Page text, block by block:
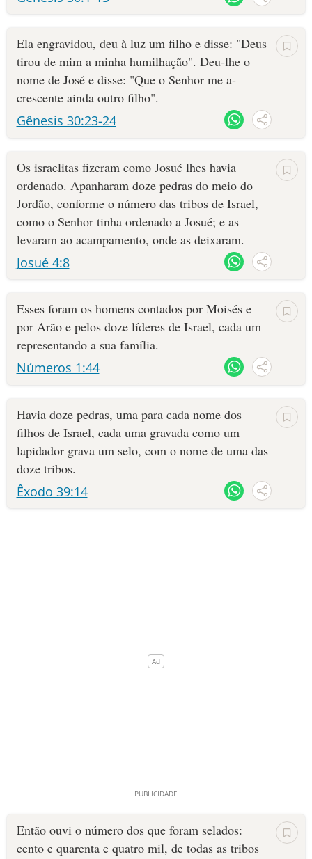
Ela engra­vidou, deu à luz um filho e disse: "Deus
tirou de mim a minha humilhação". Deu-lhe o
nome de José e disse: "Que o Senhor me a­
crescen­te ainda outro filho".
Gênesis 30:23-24
Os israelitas fizeram como Josué lhes havia
ordenado. Apanharam doze pedras do meio do
Jordão, conforme o número das tribos de Israel,
como o Senhor tinha ordenado a Josué; e as
levaram ao acampamento, onde as deixaram.
Josué 4:8
Esses foram os homens contados por Moisés e
por Arão e pelos doze líderes de Israel, cada um
representando a sua família.
Números 1:44
Ha­via doze pedras, uma para cada nome dos
filhos de Israel, cada uma gravada como um
lapidador grava um selo, com o nome de uma das
doze tribos.
Êxodo 39:14
Então ouvi o número dos que foram selados:
cento e quarenta e quatro mil, de todas as tribos